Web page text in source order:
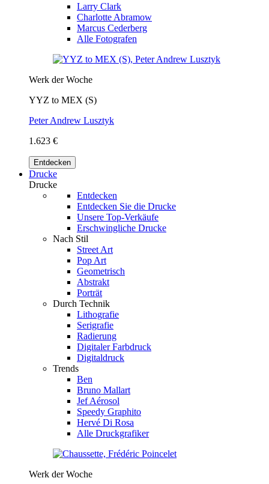
Larry Clark
Charlotte Abramow
Marcus Cederberg
Alle Fotografen
Werk der Woche
YYZ to MEX (S)
Peter Andrew Lusztyk
1.623 €
Entdecken
Drucke
Drucke
Entdecken
Entdecken Sie die Drucke
Unsere Top-Verkäufe
Erschwingliche Drucke
Nach Stil
Street Art
Pop Art
Geometrisch
Abstrakt
Porträt
Durch Technik
Lithografie
Serigrafie
Radierung
Digitaler Farbdruck
Digitaldruck
Trends
Ben
Bruno Mallart
Jef Aérosol
Speedy Graphito
Hervé Di Rosa
Alle Druckgrafiker
Werk der Woche